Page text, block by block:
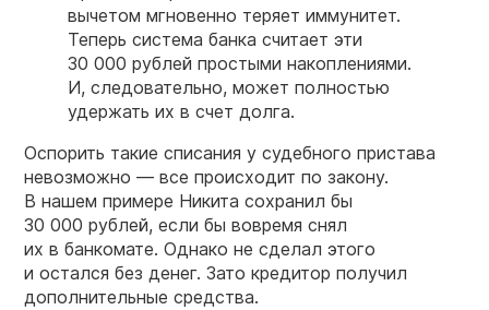
вычетом мгновенно теряет иммунитет.
Теперь система банка считает эти
30 000 рублей простыми накоплениями.
И, следовательно, может полностью
удержать их в счет долга.
Оспорить такие списания у судебного пристава
невозможно — все происходит по закону.
В нашем примере Никита сохранил бы
30 000 рублей, если бы вовремя снял
их в банкомате. Однако не сделал этого
и остался без денег. Зато кредитор получил
дополнительные средства.